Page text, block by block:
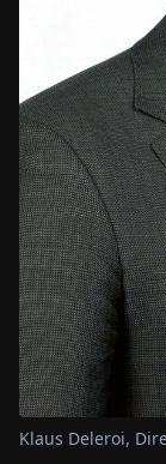
Klaus Deleroi,